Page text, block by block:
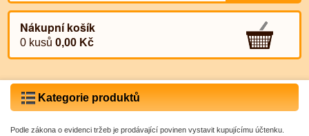
Nákupní košík
0 kusů0,00 Kč
Kategorie produktů
Podle zákona o evidenci tržeb je prodávající povinen vystavit kupujícímu účtenku.